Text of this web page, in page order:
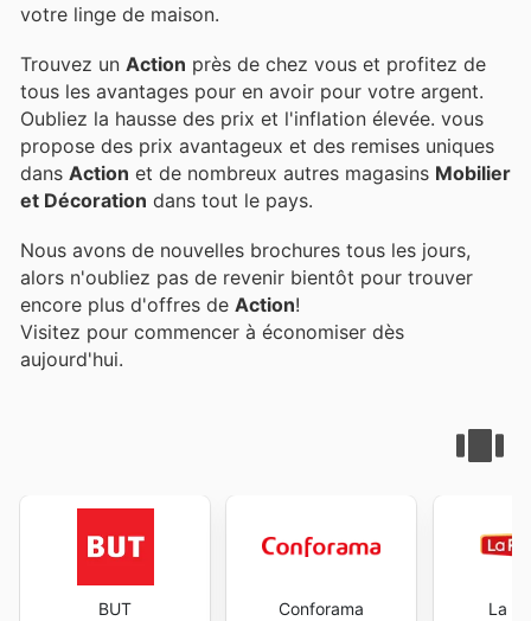
votre linge de maison.
Trouvez un Action près de chez vous et profitez de
tous les avantages pour en avoir pour votre argent.
Oubliez la hausse des prix et l'inflation élevée. vous
propose des prix avantageux et des remises uniques
dans Action et de nombreux autres magasins Mobilier
et Décoration dans tout le pays.
Nous avons de nouvelles brochures tous les jours,
alors n'oubliez pas de revenir bientôt pour trouver
encore plus d'offres de Action!
Visitez pour commencer à économiser dès
aujourd'hui.
BUT Conforama La